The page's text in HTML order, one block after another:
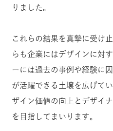
りました。
これらの結果を真摯に受け
らも企業にはデザインに対
ーには過去の事例や経験に
が活躍できる土壌を広げて
ザイン価値の向上とデザイ
を目指してまいります。